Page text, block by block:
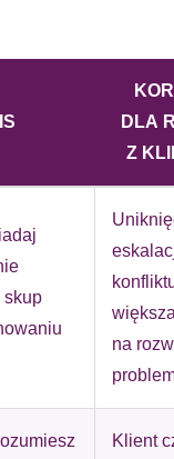
DLA
Z
skup
na
Klient